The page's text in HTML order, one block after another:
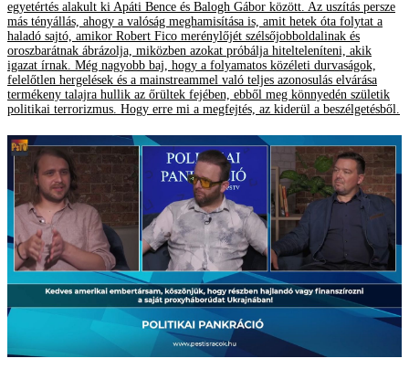
egyetértés alakult ki Apáti Bence és Balogh Gábor között. Az uszítás persze
más tényállás, ahogy a valóság meghamisítása is, amit hetek óta folytat a
haladó sajtó, amikor Robert Fico merénylőjét szélsőjobboldalinak és
oroszbarátnak ábrázolja, miközben azokat próbálja hitelteleníteni, akik
igazat írnak. Még nagyobb baj, hogy a folyamatos közéleti durvaságok,
felelőtlen hergelések és a mainstreammel való teljes azonosulás elvárása
termékeny talajra hullik az őrültek fejében, ebből meg könnyedén születik
politikai terrorizmus. Hogy erre mi a megfejtés, az kiderül a beszélgetésből.